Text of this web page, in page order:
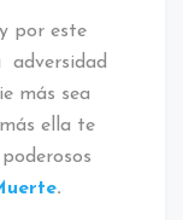
por este
adversidad
más sea
ella te
.